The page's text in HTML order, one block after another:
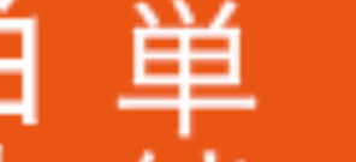
アライ電機産業株式会社様